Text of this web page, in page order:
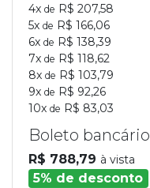
4x de R$ 207,58
5x de R$ 166,06
6x de R$ 138,39
7x de R$ 118,62
8x de R$ 103,79
9x de R$ 92,26
10x de R$ 83,03
Boleto bancário
R$ 788,79 à vista
5% de desconto